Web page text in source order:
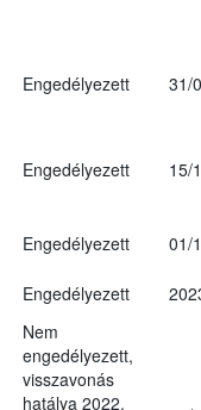
Engedélyezett 31/
Engedélyezett 15/
Engedélyezett
01/
Engedélyezett
Nem
engedélyezett,
visszavonás
hatálya 2022.